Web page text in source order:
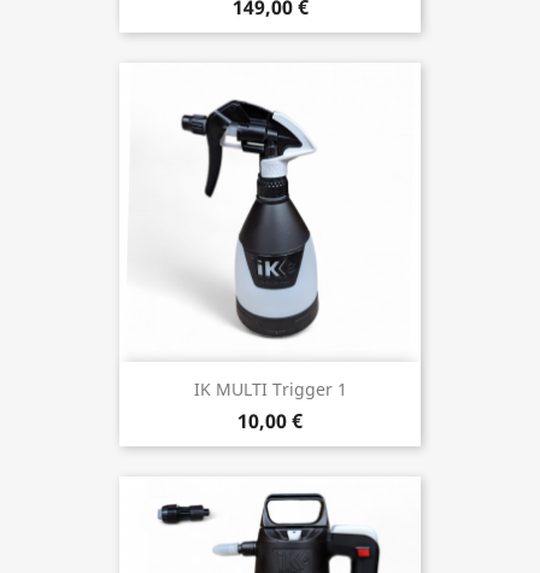
149,00 €
IK MULTI Trigger 1
10,00 €